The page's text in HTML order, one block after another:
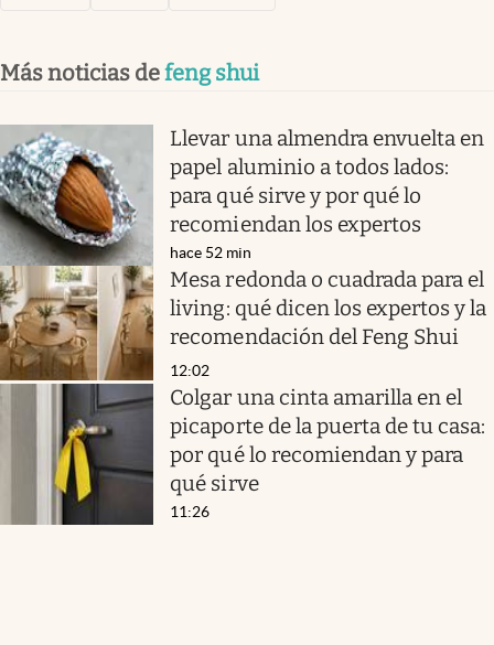
Más noticias defeng shui
Llevar una almendra envuelta en
papel aluminio a todos lados:
para qué sirve y por qué lo
recomiendan los expertos
hace 52 min
Mesa redonda o cuadrada para el
living: qué dicen los expertos y la
recomendación del Feng Shui
12:02
Colgar una cinta amarilla en el
picaporte de la puerta de tu casa:
por qué lo recomiendan y para
qué sirve
11:26